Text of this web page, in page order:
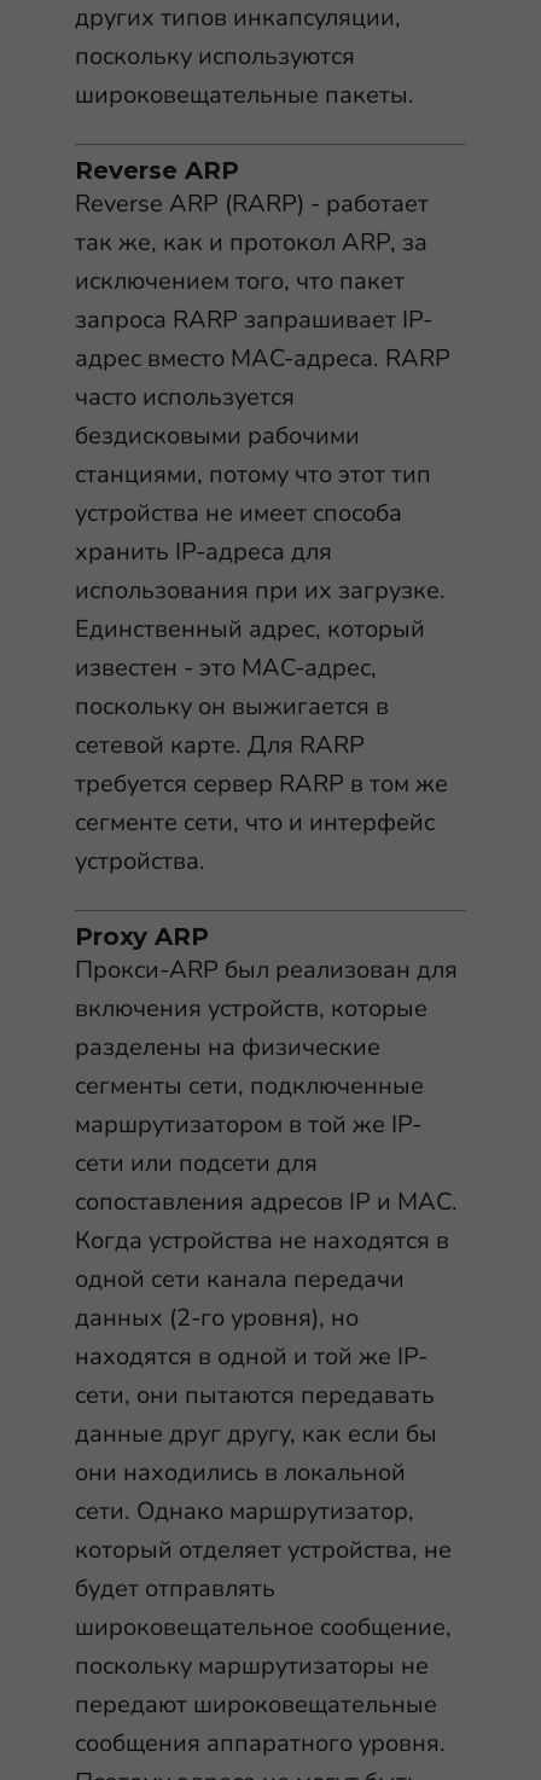
других типов инкапсуляции,
поскольку используются
широковещательные пакеты.
Reverse ARP
Reverse ARP (RARP) - работает
так же, как и протокол ARP, за
исключением того, что пакет
запроса RARP запрашивает IP-
адрес вместо MAC-адреса. RARP
часто используется
бездисковыми рабочими
станциями, потому что этот тип
устройства не имеет способа
хранить IP-адреса для
использования при их загрузке.
Единственный адрес, который
известен - это MAC-адрес,
поскольку он выжигается в
сетевой карте. Для RARP
требуется сервер RARP в том же
сегменте сети, что и интерфейс
устройства.
Proxy ARP
Прокси-ARP был реализован для
включения устройств, которые
разделены на физические
сегменты сети, подключенные
маршрутизатором в той же IP-
сети или подсети для
сопоставления адресов IP и MAC.
Когда устройства не находятся в
одной сети канала передачи
данных (2-го уровня), но
находятся в одной и той же IP-
сети, они пытаются передавать
данные друг другу, как если бы
они находились в локальной
сети. Однако маршрутизатор,
который отделяет устройства, не
будет отправлять
широковещательное сообщение,
поскольку маршрутизаторы не
передают широковещательные
сообщения аппаратного уровня.